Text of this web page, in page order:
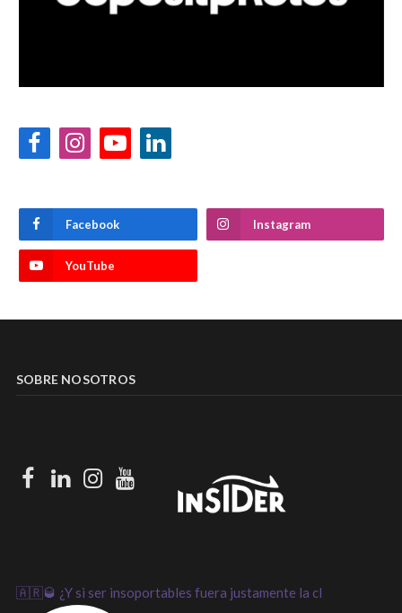
FacebookInstagramYouTubeLinkedIn
Facebook Instagram
YouTube
SOBRE NOSOTROS
Facebook
LinkedIn
Instagram
Youtube
🇦🇷🥃 ¿Y si ser insoportables fuera justamente la cl